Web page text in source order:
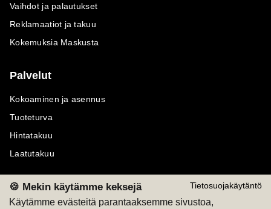
Tietosuojakäytäntö
🍪 Mekin käytämme keksejä
Käytämme evästeitä parantaaksemme sivustoa,
Vaihdot ja palautukset
Reklamaatiot ja takuu
Kokemuksia Maskusta
Palvelut
Kokoaminen ja asennus
Tuoteturva
Hintatakuu
Laatutakuu